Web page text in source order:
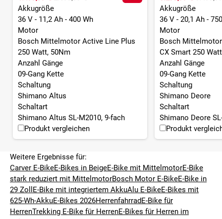
Akkugröße
36 V - 11,2 Ah - 400 Wh
Motor
Bosch Mittelmotor Active Line Plus
250 Watt, 50Nm
Anzahl Gänge
09-Gang Kette
Schaltung
Shimano Altus
Schaltart
Shimano Altus SL-M2010, 9-fach
Produkt vergleichen
Akkugröße
36 V - 20,1 Ah -
Motor
Bosch
CX Smart 250 Watt
Anzahl Gänge
09-Gang Kette
Schaltung
Shimano Deore
Schaltart
Shimano Deore
Produkt
Weitere Ergebnisse für:
Carver E-BikeE-Bikes in BeigeE-Bike mit MittelmotorE-Bike
stark reduziert mit MittelmotorBosch Motor E-BikeE-Bike in
29 Zoll E-Bike mit integriertem AkkuAlu E-BikeE-Bikes mit
625-Wh-AkkuE-Bikes 2026HerrenfahrradE-Bike für
HerrenTrekking E-Bike für HerrenE-Bikes für Herren im